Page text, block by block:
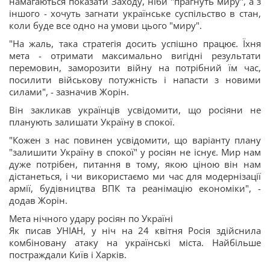
іншого - хочуть загнати українське суспільство в стан,
коли буде все одно на умови цього "миру".
"На жаль, така стратегія досить успішно працює. Їхня
мета - отримати максимально вигідні результати
перемовин, заморозити війну на потрібний їм час,
посилити військову потужність і напасти з новими
силами", - зазначив Жорін.
Він закликав українців усвідомити, що росіяни не
планують залишати Україну в спокої.
"Кожен з нас повинен усвідомити, що варіанту плану
"залишити Україну в спокої" у росіян не існує. Мир нам
дуже потрібен, питання в тому, якою ціною він нам
дістанеться, і чи використаємо ми час для модернізації
армії, будівництва ВПК та реанімацію економіки", -
додав Жорін.
Мета нічного удару росіян по Україні
Як писав УНІАН, у ніч на 24 квітня Росія здійснила
комбіновану атаку на українські міста. Найбільше
постраждали Київ і Харків.